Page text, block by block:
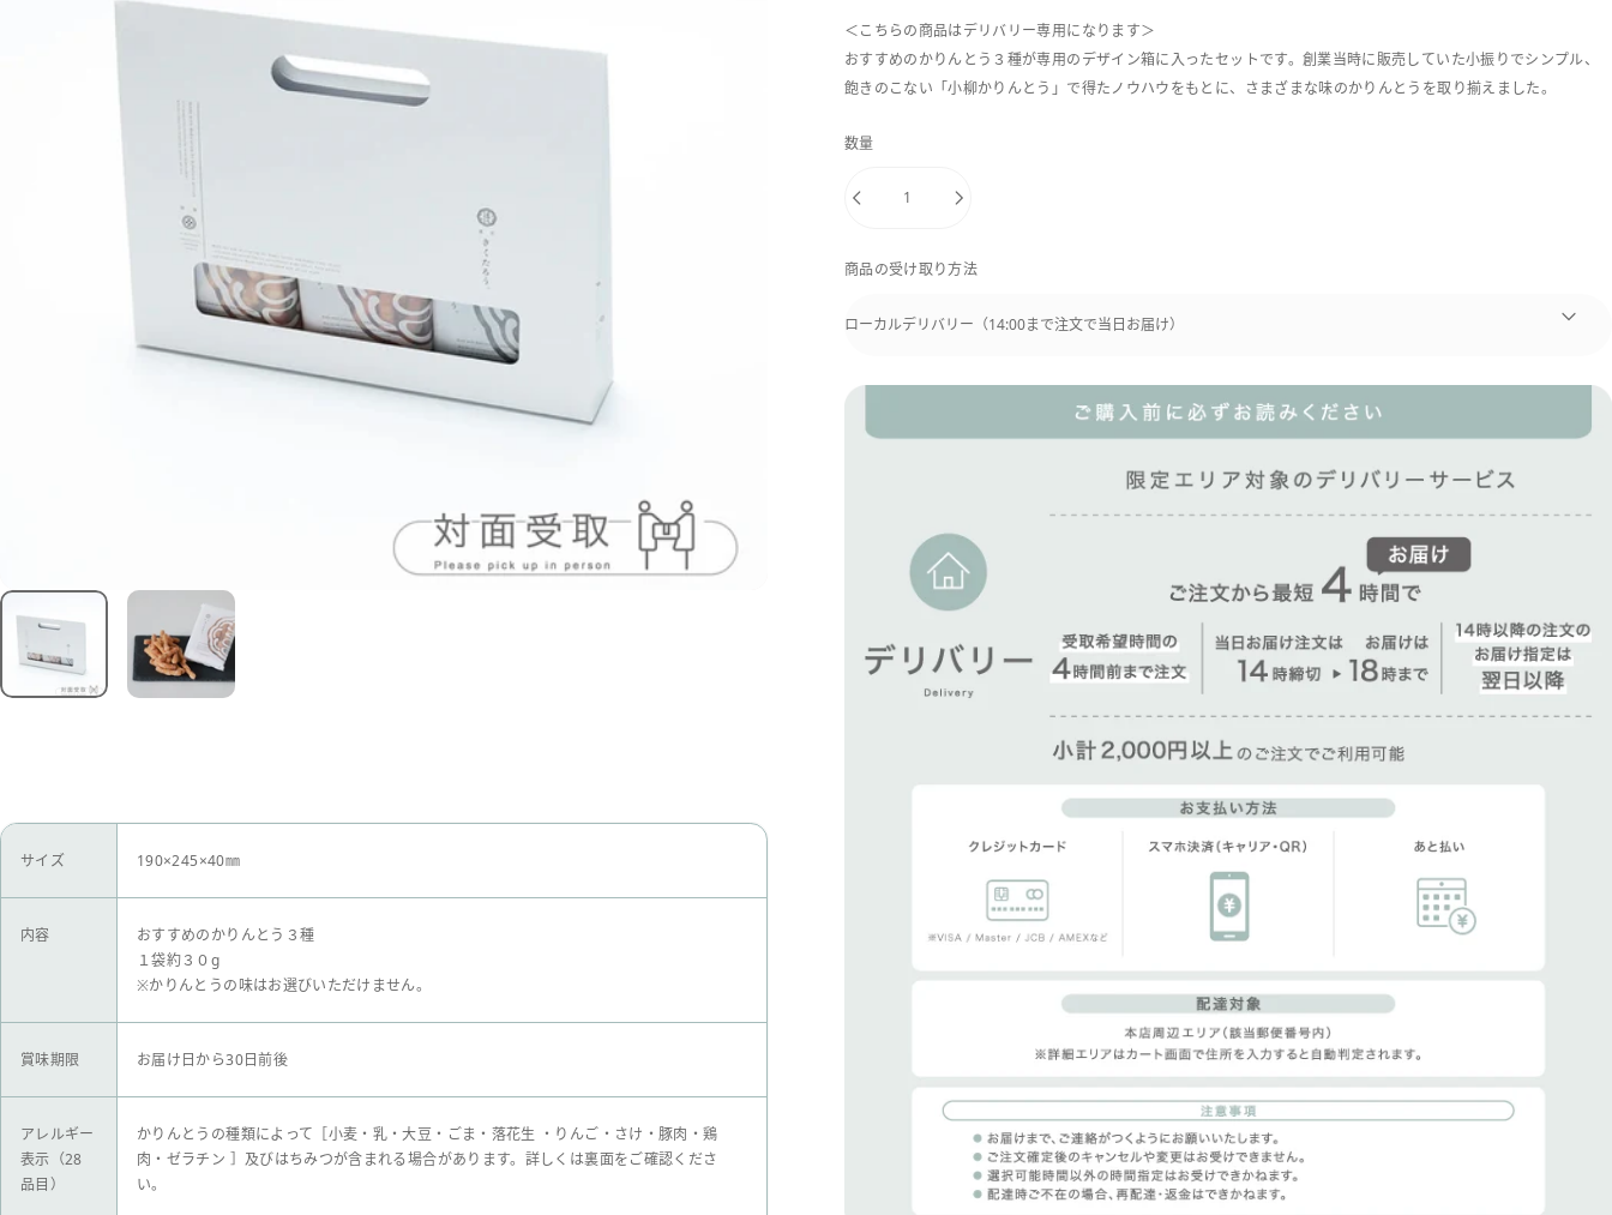
サイズ 190×245×40㎜
内容
おすすめのかりんとう３種
１袋約３０g
※かりんとうの味はお選びいただけません。
賞味期限 お届け日から30日前後
アレルギー
表示（28
品目）
かりんとうの種類によって［小麦・乳・大豆・ごま・落花生 ・りんご・さけ・豚肉・鶏
肉・ゼラチン ］及びはちみつが含まれる場合があります。詳しくは裏面をご確認くださ
い。
＜こちらの商品はデリバリー専用になります＞
おすすめのかりんとう３種が専用のデザイン箱に入ったセットです。創業当時に販売していた小振りでシンプル、
飽きのこない「小柳かりんとう」で得たノウハウをもとに、さまざまな味のかりんとうを取り揃えました。
数量
商品の受け取り方法